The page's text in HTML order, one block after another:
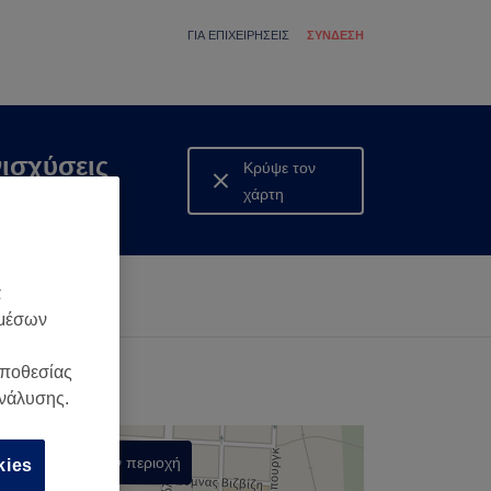
ΓΙΑ ΕΠΙΧΕΙΡΉΣΕΙΣ ΣΎΝΔΕΣΗ
Κρύψε τον
χάρτη
Δες τον χάρτη
Αναζήτηση στην περιοχή
μέσων